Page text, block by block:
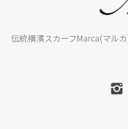
伝統横濱スカーフMarca(マル